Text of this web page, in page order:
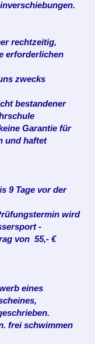
rechtzeitig,
erforderlichen
zwecks
bestandener
Garantie für
und haftet
9 Tage vor der
wird
-
von 55,- €
eines
frei schwimmen